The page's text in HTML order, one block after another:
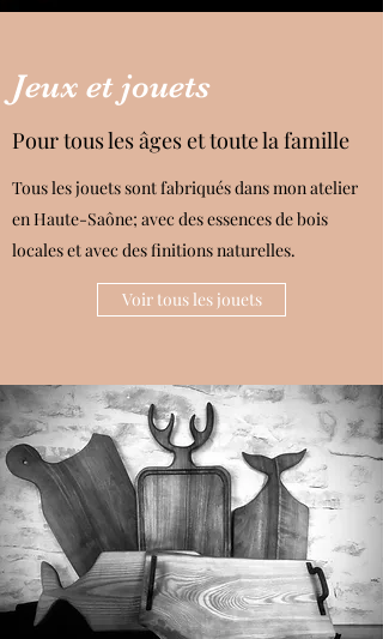
Jeux et jouets
Pour tous les âges et toute la famille
Tous les jouets sont fabriqués dans mon atelier
en Haute-Saône; avec des essences de bois
locales et avec des finitions naturelles.
Voir tous les jouets